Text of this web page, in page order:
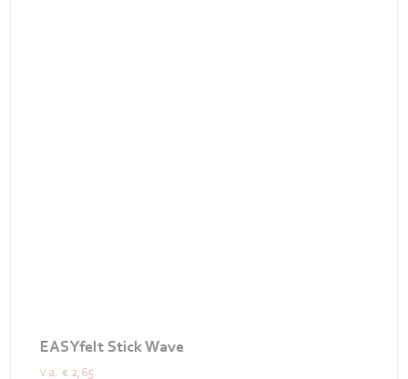
EASYfelt Stick Wave
v.a. € 2,65